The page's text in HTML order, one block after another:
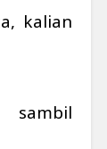
kalian